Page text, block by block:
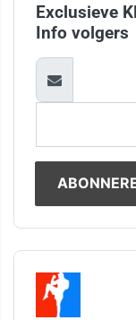
Exclusieve
Info volgers